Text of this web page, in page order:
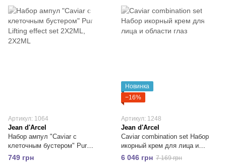
Артикул: 1064
Jean d'Arcel
Набор ампул "Caviar с
клеточным бустером" Pur
Lifting effect set 2X2ML
749 грн
Новинка
−16%
Артикул: 1248
Jean d'Arcel
Caviar combination set Набор
икорный крем для лица и
области глаз
6 046 грн 7 169 грн